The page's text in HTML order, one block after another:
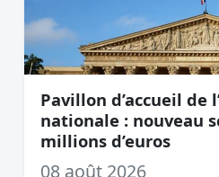
Pavillon d’accueil de
nationale : nouveau
millions d’euros
08 août 2026